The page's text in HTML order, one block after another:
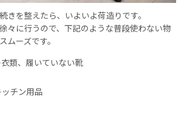
きを整えたら、いよいよ荷造りです。
々に行うので、下記のような普段使わない物
ムーズです。
類、履いていない靴
チン用品